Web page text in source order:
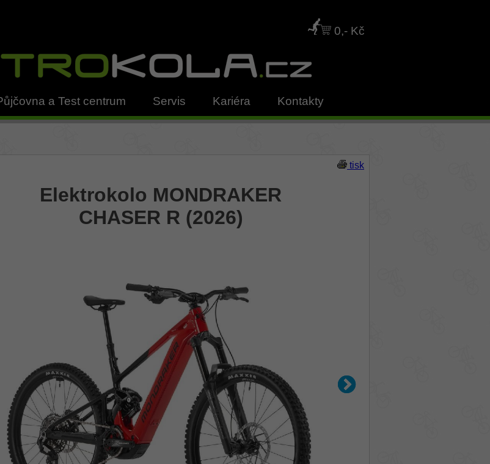
0,- Kč
a Test centrum Servis Kariéra Kontakty
tisk
Elektrokolo MONDRAKER
CHASER R (2026)